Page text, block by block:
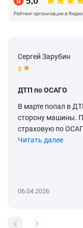
Сергей Зарубин
5
ДТП по ОСАГО
В марте попал в
сторону машины.
страховую по
Читать далее
06.04.2026